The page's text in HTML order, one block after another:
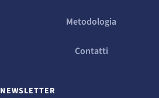
Metodologia
Contatti
NEWSLETTER